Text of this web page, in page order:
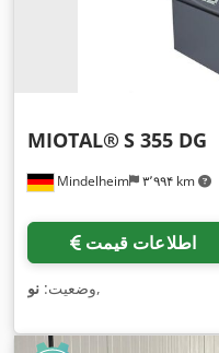
Mindelheim ۳٬۹۹۴ km
MIOTAL® S 355 DG
اطلاعات قیمت
وضعیت: نو ,